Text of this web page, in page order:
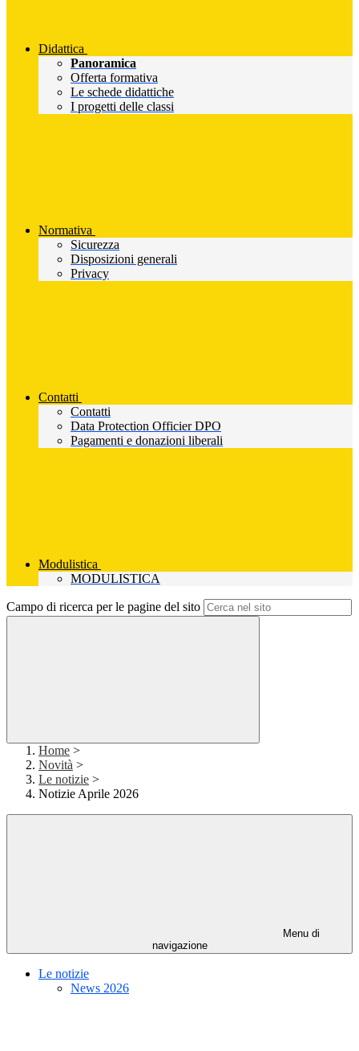
Didattica
Panoramica
Offerta formativa
Le schede didattiche
I progetti delle classi
Normativa
Sicurezza
Disposizioni generali
Privacy
Contatti
Contatti
Data Protection Officier DPO
Pagamenti e donazioni liberali
Modulistica
MODULISTICA
Campo di ricerca per le pagine del sito
Home >
Novità >
Le notizie >
Notizie Aprile 2026
Menu di
navigazione
Le notizie
News 2026